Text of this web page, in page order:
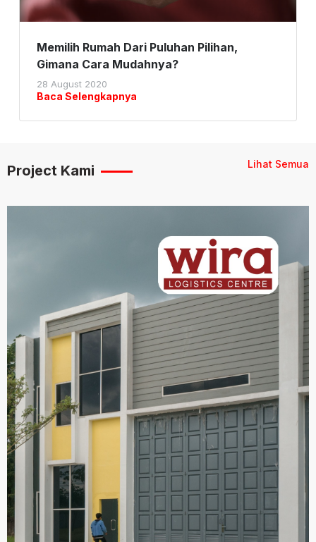
Memilih Rumah Dari Puluhan Pilihan,
Gimana Cara Mudahnya?
28 August 2020
Baca Selengkapnya
Project Kami Lihat Semua